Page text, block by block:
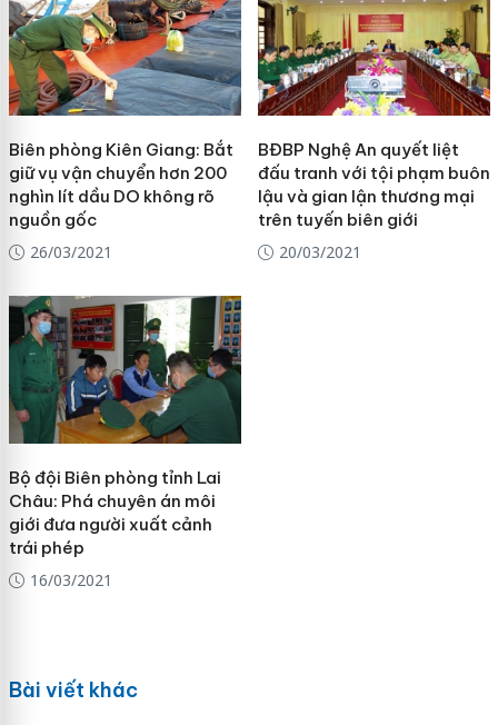
Biên phòng Kiên Giang: Bắt
giữ vụ vận chuyển hơn 200
nghìn lít dầu DO không rõ
nguồn gốc
26/03/2021
BĐBP Nghệ An quyết liệt
đấu tranh với tội phạm buôn
lậu và gian lận thương mại
trên tuyến biên giới
20/03/2021
Bộ đội Biên phòng tỉnh Lai
Châu: Phá chuyên án môi
giới đưa người xuất cảnh
trái phép
16/03/2021
Bài viết khác